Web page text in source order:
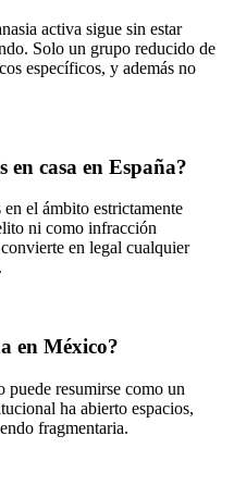
activa sigue sin estar
Solo un grupo reducido de
específicos, y además no
en casa en España?
el ámbito estrictamente
ni como infracción
en legal cualquier
en México?
resumirse como un
ha abierto espacios,
fragmentaria.